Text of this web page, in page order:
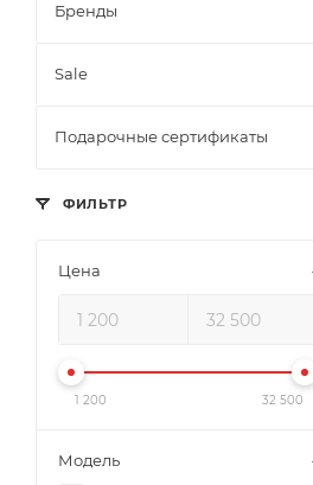
Бренды
Sale
Подарочные сертификаты
ФИЛЬТР
Цена
1 200 32 500
Модель